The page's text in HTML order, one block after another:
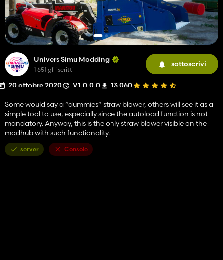
Univers Simu Modding
1 651 gli iscritti
sottoscrivi
20 ottobre 2020 V1.0.0.0 13 060
Some would say a “dummies” straw blower, others will see it as a
simple tool to use, especially since the autoload function is not
mandatory. Anyway, this is the only straw blower visible on the
modhub with such functionality.
server Console